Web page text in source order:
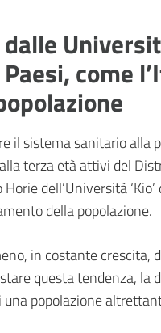
come
il sistema sanitario
terza età attivi del
Horie dell’Università
della popolazione.
in costante
questa tendenza, la
popolazione